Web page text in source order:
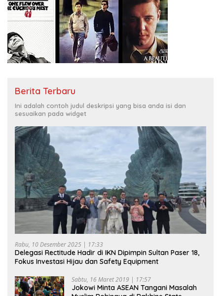
Berita Terbaru
Ini adalah contoh judul deskripsi yang bisa anda isi dan
sesuaikan pada widget
Rabu, 10 Desember 2025 | 17:33
Delegasi Rectitude Hadir di IKN Dipimpin Sultan Paser 18,
Fokus Investasi Hijau dan Safety Equipment
Sabtu, 16 Maret 2019 | 17:57
Jokowi Minta ASEAN Tangani Masalah